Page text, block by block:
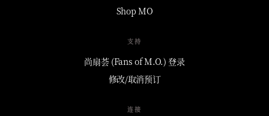
Shop MO
支持
尚扇荟 (Fans of M.O.) 登录
修改/取消预订
连接